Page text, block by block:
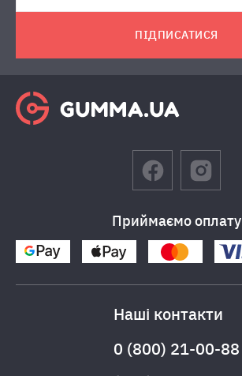
ПІДПИСАТИСЯ
Приймаємо оплату
Наші контакти
0 (800) 21-00-88